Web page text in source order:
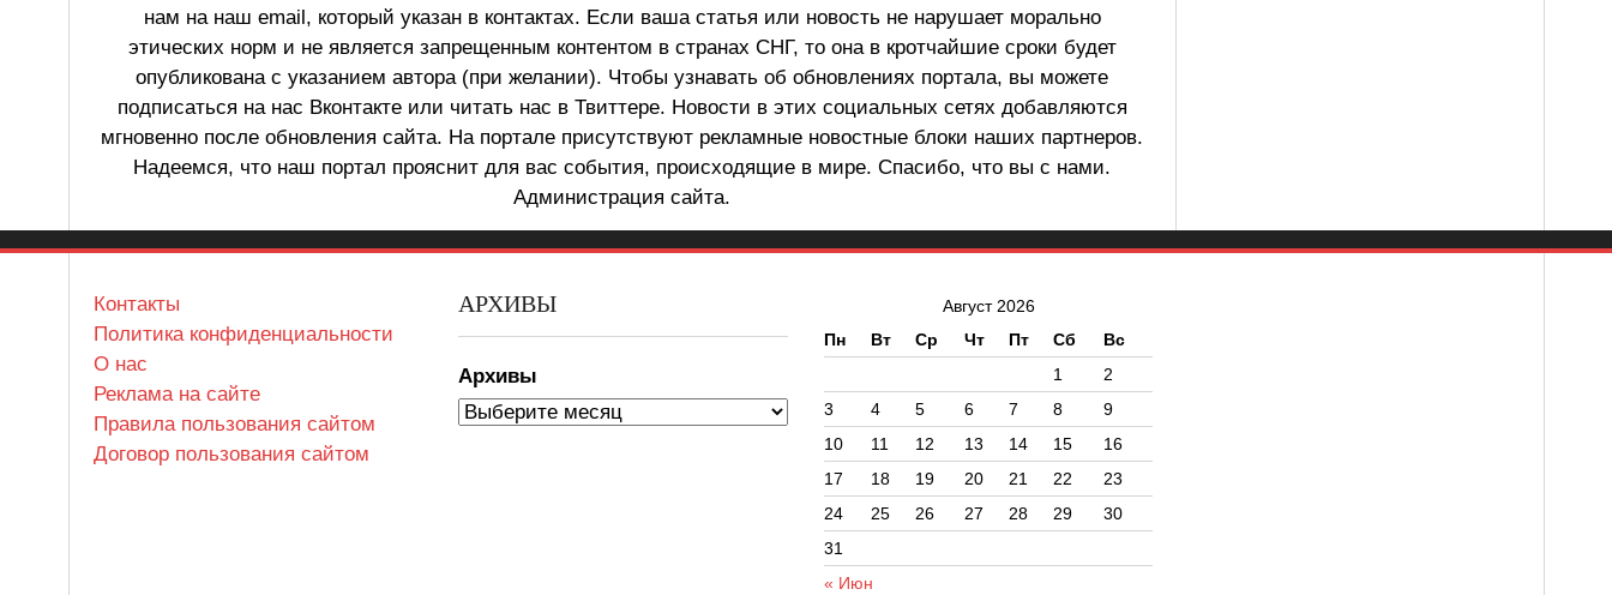
нам на наш email, который указан в контактах. Если ваша статья или новость не нарушает морально
этических норм и не является запрещенным контентом в странах СНГ, то она в кротчайшие сроки будет
опубликована с указанием автора (при желании). Чтобы узнавать об обновлениях портала, вы можете
подписаться на нас Вконтакте или читать нас в Твиттере. Новости в этих социальных сетях добавляются
мгновенно после обновления сайта. На портале присутствуют рекламные новостные блоки наших партнеров.
Надеемся, что наш портал прояснит для вас события, происходящие в мире. Спасибо, что вы с нами.
Администрация сайта.
Контакты
Политика конфиденциальности
О нас
Реклама на сайте
Правила пользования сайтом
Договор пользования сайтом
АРХИВЫ
Архивы
Август 2026
Пн
Вт Ср Чт Пт Сб Вс
« Июн
1
2
3
4 5 6 7 8
9
10
11 12 13 14 15
16
17
18 19 20 21 22
23
24
25 26 27 28 29
30
31